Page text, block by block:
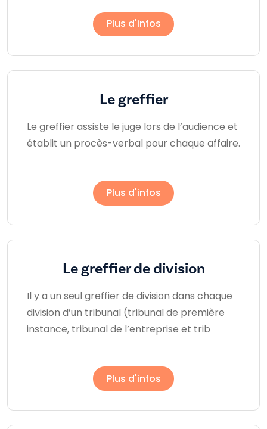
Plus d'infos
Le greffier
Le greffier assiste le juge lors de l’audience et
établit un procès-verbal pour chaque affaire.
Plus d'infos
Le greffier de division
Il y a un seul greffier de division dans chaque
division d’un tribunal (tribunal de première
instance, tribunal de l’entreprise et trib
Plus d'infos